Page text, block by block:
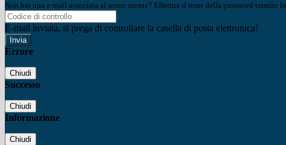
Non hai una e-mail associata al nome utente? Effettua il reset della password tramite la
E-mail inviata, si prega di controllare la casella di posta elettronica!
Errore
Chiudi
Successo
Chiudi
Informazione
Chiudi